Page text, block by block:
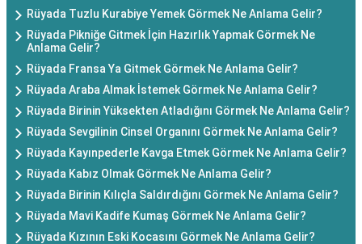
Rüyada Tuzlu Kurabiye Yemek Görmek Ne Anlama Gelir?
Rüyada Pikniğe Gitmek İçin Hazırlık Yapmak Görmek Ne
Anlama Gelir?
Rüyada Fransa Ya Gitmek Görmek Ne Anlama Gelir?
Rüyada Araba Almak İstemek Görmek Ne Anlama Gelir?
Rüyada Birinin Yüksekten Atladığını Görmek Ne Anlama Gelir?
Rüyada Sevgilinin Cinsel Organını Görmek Ne Anlama Gelir?
Rüyada Kayınpederle Kavga Etmek Görmek Ne Anlama Gelir?
Rüyada Kabız Olmak Görmek Ne Anlama Gelir?
Rüyada Birinin Kılıçla Saldırdığını Görmek Ne Anlama Gelir?
Rüyada Mavi Kadife Kumaş Görmek Ne Anlama Gelir?
Rüyada Kızının Eski Kocasını Görmek Ne Anlama Gelir?